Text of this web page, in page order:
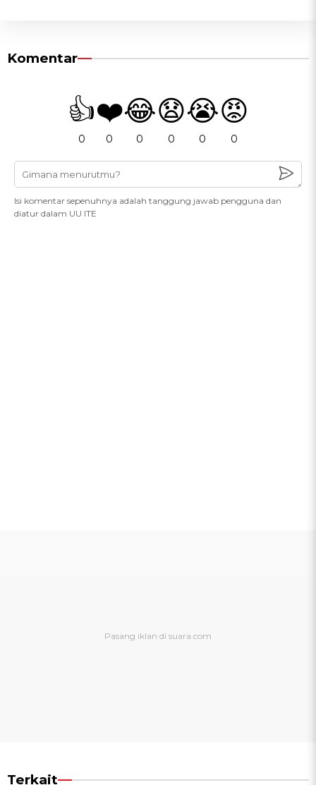
Komentar
👍
0
❤️
0
😂
0
😧
0
😭
0
😡
0
Isi komentar sepenuhnya adalah tanggung jawab pengguna dan
diatur dalam UU ITE
Terkait